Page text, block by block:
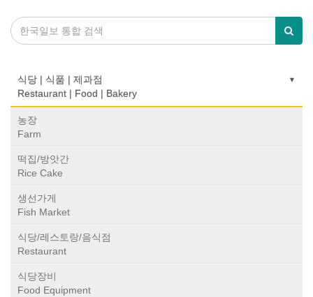
식당 | 식품 | 제과점
Restaurant | Food | Bakery
농장
Farm
떡집/방앗간
Rice Cake
생선가게
Fish Market
식당/레스토랑/음식점
Restaurant
식당장비
Food Equipment